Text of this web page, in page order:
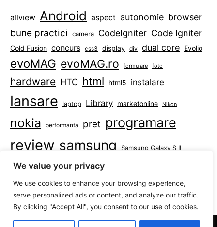
We value your privacy
We use cookies to enhance your browsing experience,
serve personalized ads or content, and analyze our traffic.
By clicking "Accept All", you consent to our use of cookies.
allview Android aspect autonomie browser
bune practici camera CodeIgniter Code Igniter
Cold Fusion concurs css3 display div dual core Evolio
evoMAG evoMAG.ro formulare foto
hardware HTC html html5 instalare
lansare laptop Library marketonline Nikon
nokia performanta pret programare
review samsung Samsung Galaxy S II
smartphone specificatii standarde